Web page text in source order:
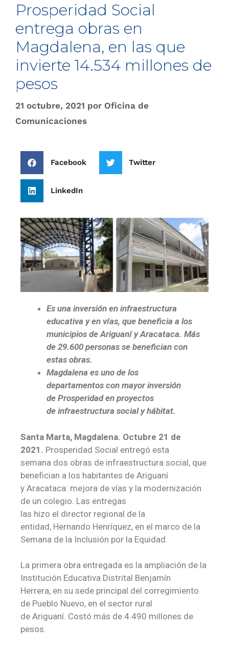
Prosperidad Social
entrega obras en
Magdalena, en las que
invierte 14.534 millones de
pesos
21 octubre, 2021 por Oficina de
Comunicaciones
Facebook Twitter
LinkedIn
Es una inversión en infraestructura
educativa y en vías, que beneficia a los
municipios de Ariguaní y Aracataca. Más
de 29.600 personas se benefician con
estas obras.
Magdalena es uno de los
departamentos con mayor inversión
de Prosperidad en proyectos
de infraestructura social y hábitat.
Santa Marta, Magdalena. Octubre 21 de
2021. Prosperidad Social entregó esta
semana dos obras de infraestructura social, que
benefician a los habitantes de Ariguaní
y Aracataca: mejora de vías y la modernización
de un colegio. Las entregas
las hizo el director regional de la
entidad, Hernando Henríquez, en el marco de la
Semana de la Inclusión por la Equidad.
La primera obra entregada es la ampliación de la
Institución Educativa Distrital Benjamín
Herrera, en su sede principal del corregimiento
de Pueblo Nuevo, en el sector rural
de Ariguaní. Costó más de 4.490 millones de
pesos.